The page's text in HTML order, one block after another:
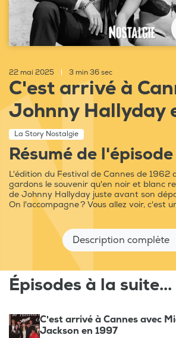
22 mai 2025 3 min 36 sec
C'est arrivé à
Johnny Hallyday
La Story Nostalgie
Résumé de l'épisode
L'édition du Festival de Cannes de 1962
gardons le souvenir qu'en noir et blanc
de Johnny Hallyday juste avant son
On l'accompagne ? Vous allez voir, c'est
Description complète
Épisodes à la suite...
C'est arrivé à Cannes avec
Jackson en 1997